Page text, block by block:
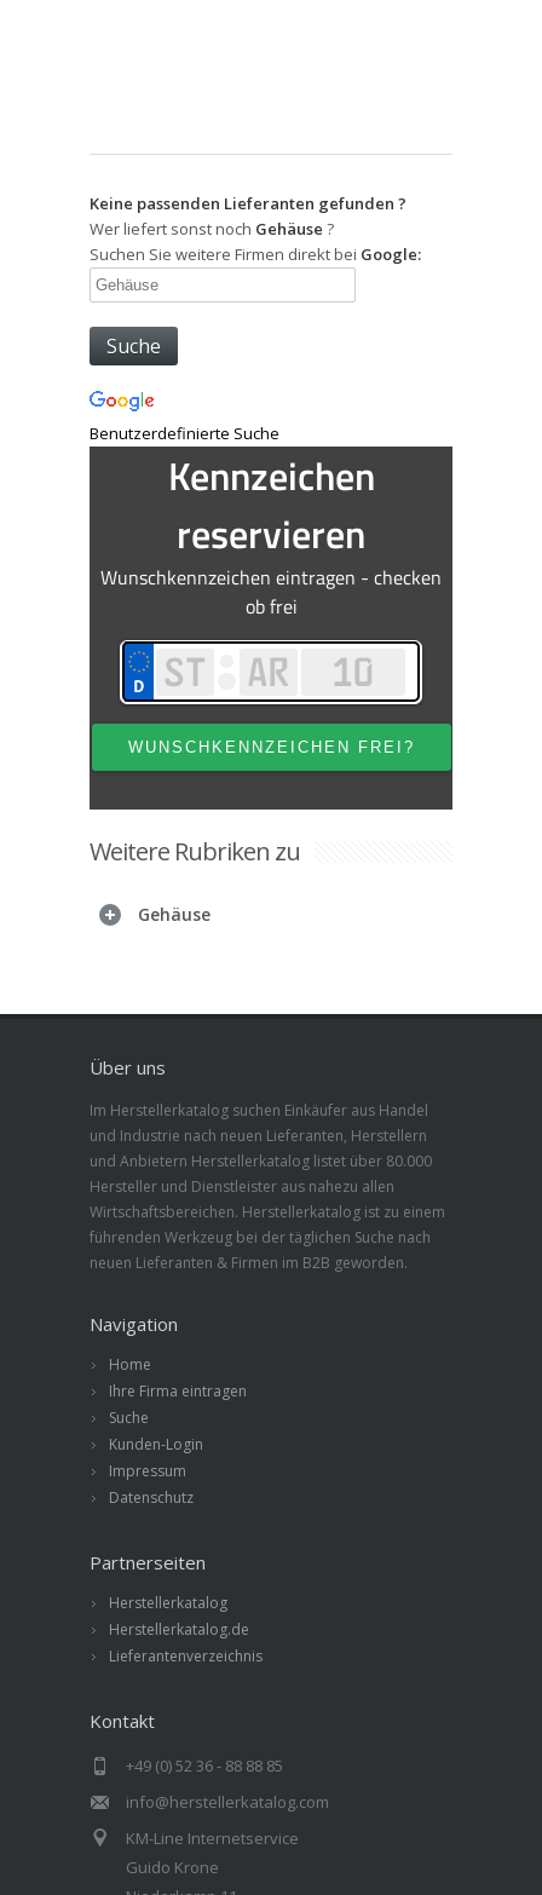
Keine passenden Lieferanten gefunden ?
Wer liefert sonst noch Gehäuse ?
Suchen Sie weitere Firmen direkt bei Google:
Benutzerdefinierte Suche
Weitere Rubriken zu
Gehäuse
Über uns
Im Herstellerkatalog suchen Einkäufer aus Handel
und Industrie nach neuen Lieferanten, Herstellern
und Anbietern Herstellerkatalog listet über 80.000
Hersteller und Dienstleister aus nahezu allen
Wirtschaftsbereichen. Herstellerkatalog ist zu einem
führenden Werkzeug bei der täglichen Suche nach
neuen Lieferanten & Firmen im B2B geworden.
Navigation
Home
Ihre Firma eintragen
Suche
Kunden-Login
Impressum
Datenschutz
Partnerseiten
Herstellerkatalog
Herstellerkatalog.de
Lieferantenverzeichnis
Kontakt
+49 (0) 52 36 - 88 88 85
info@herstellerkatalog.com
KM-Line Internetservice
Guido Krone